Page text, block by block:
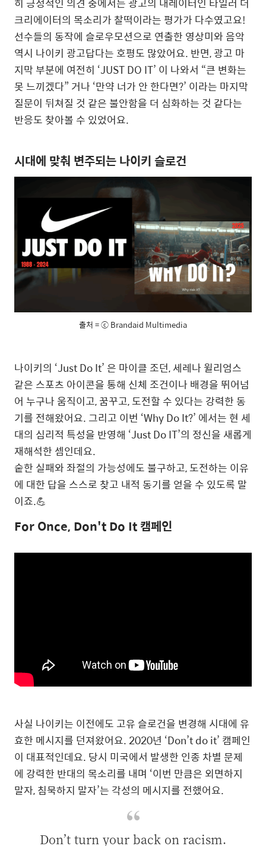
크리에이터의 목소리가 찰떡이라는 평가가 다수였고요!
선수들의 동작에 슬로우모션으로 연출한 영상미와 음악
역시 나이키 광고답다는 호평도 많았어요. 반면, 광고 마
지막 부분에 여전히 ‘JUST DO IT’ 이 나와서 “큰 변화는
못 느끼겠다” 거나 ‘만약 너가 안 한다면?’ 이라는 마지막
질문이 뒤쳐질 것 같은 불안함을 더 심화하는 것 같다는
반응도 찾아볼 수 있었어요.
시대에 맞춰 변주되는 나이키 슬로건
출처 = ⓒ Brandaid Multimedia
나이키의 ‘Just Do It’ 은 마이클 조던, 세레나 윌리엄스
같은 스포츠 아이콘을 통해 신체 조건이나 배경을 뛰어넘
어 누구나 움직이고, 꿈꾸고, 도전할 수 있다는 강력한 동
기를 전해왔어요. 그리고 이번 ‘Why Do It?’ 에서는 현 세
대의 심리적 특성을 반영해 ‘Just Do IT’의 정신을 새롭게
재해석한 셈인데요.
숱한 실패와 좌절의 가능성에도 불구하고, 도전하는 이유
에 대한 답을 스스로 찾고 내적 동기를 얻을 수 있도록 말
이죠.💪
For Once, Don't Do It 캠페인
사실 나이키는 이전에도 고유 슬로건을 변경해 시대에 유
효한 메시지를 던져왔어요. 2020년 ‘Don’t do it’ 캠페인
이 대표적인데요. 당시 미국에서 발생한 인종 차별 문제
에 강력한 반대의 목소리를 내며 ‘이번 만큼은 외면하지
말자, 침묵하지 말자’는 각성의 메시지를 전했어요.
Don’t turn your back on racism.